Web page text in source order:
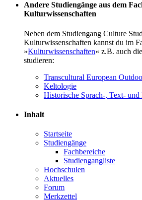
Andere Studiengänge aus dem
Kulturwissenschaften
Neben dem Studiengang Culture
Kulturwissenschaften kannst du im
»Kulturwissenschaften« z.B. auch
studieren:
Transcultural European
Keltologie
Historische Sprach-, Text-
Inhalt
Startseite
Studiengänge
Fachbereiche
Studiengangliste
Hochschulen
Aktuelles
Forum
Merkzettel